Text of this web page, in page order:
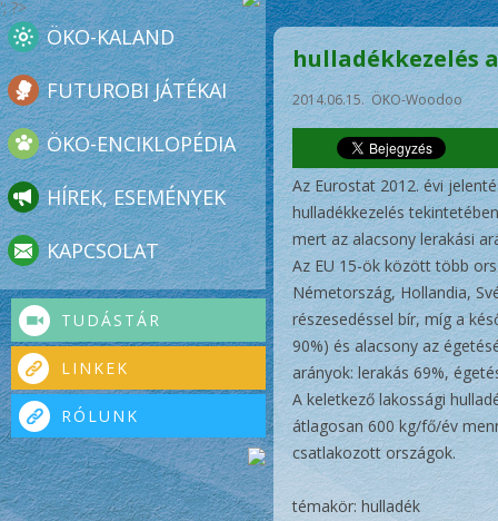
'; ?>
hulladékkezelés
2014.06.15. ÖKO-Woodoo
Az Eurostat 2012. évi
hulladékkezelés
mert az alacsony lerakási
Az EU 15-ök között több
Németország, Hollandia,
részesedéssel bír, míg a
90%) és alacsony az
arányok: lerakás 69%,
A keletkező lakossági
átlagosan 600 kg/fő/év
csatlakozott országok.
témakör: hulladék
ÖKO-KALAND
FUTUROBI JÁTÉKAI
ÖKO-ENCIKLOPÉDIA
HÍREK, ESEMÉNYEK
KAPCSOLAT
TUDÁSTÁR
LINKEK
RÓLUNK